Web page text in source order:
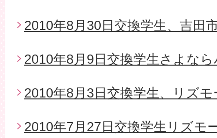
2010年8月30日交換学生、吉田
2010年8月9日交換学生さよな
2010年8月3日交換学生、リズ
2010年7月27日交換学生リズモ